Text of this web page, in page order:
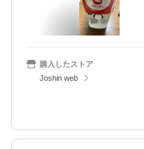
購入したストア
Joshin web